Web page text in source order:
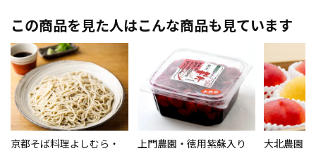
この商品を見た人はこんな商品も見ています
京都そば料理よしむら・
上門農園・徳用紫蘇入り
大北農園・